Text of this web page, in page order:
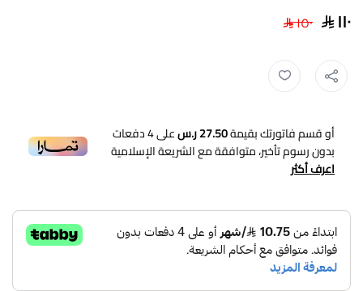
١١٠ ١٥٠
أو قسم فاتورتك بقيمة27.50 ر.س على4دفعات
بدون رسوم تأخير، متوافقة مع الشريعة الإسلامية
اعرف أكثر